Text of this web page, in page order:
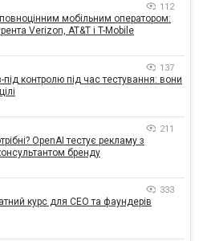
112
мобільним оператором:
Verizon, AT&T і T-Mobile
137
під контролю під час тестування: вони
211
OpenAI тестує рекламу з
бренду
333
курс для CEO та фаундерів